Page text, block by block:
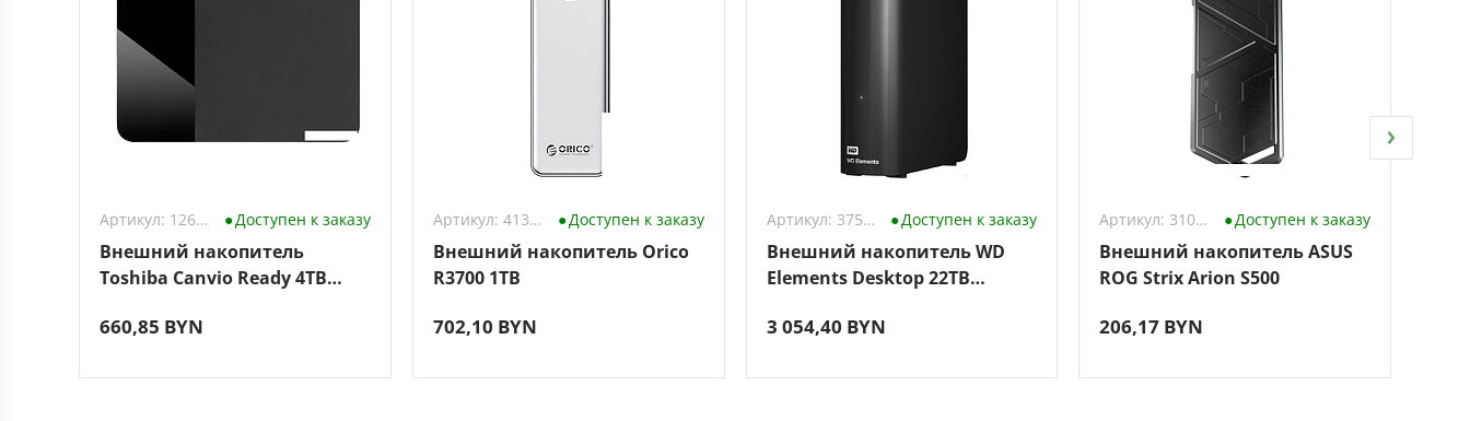
Артикул: 1264126 Доступен к заказу
Внешний накопитель
Toshiba Canvio Ready 4TB
660,85 BYN
Артикул: 4132075 Доступен к заказу
Внешний накопитель Orico
R3700 1TB
702,10 BYN
Артикул: 3755614 Доступен к заказу
Внешний накопитель WD
Elements Desktop 22TB
3 054,40 BYN
Артикул: 3102860 Доступен к заказу
Внешний накопитель ASUS
ROG Strix Arion S500
206,17 BYN